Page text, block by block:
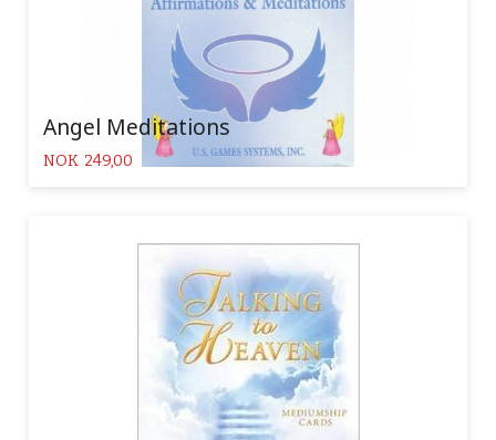
Angel Meditations
Pris
NOK 249,00